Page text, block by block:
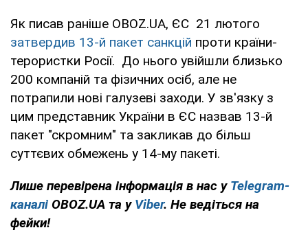
Як писав раніше OBOZ.UA, ЄС 21 лютого
затвердив 13-й пакет санкцій проти країни-
терористки Росії. До нього увійшли близько
200 компаній та фізичних осіб, але не
потрапили нові галузеві заходи. У зв'язку з
цим представник України в ЄС назвав 13-й
пакет "скромним" та закликав до більш
суттєвих обмежень у 14-му пакеті.
Лише перевірена інформація в нас у Telegram-
каналі OBOZ.UA та у Viber. Не ведіться на
фейки!